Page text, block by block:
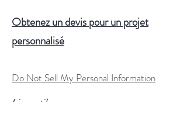
Obtenez un devis pour un projet
personnalisé
Do Not Sell My Personal Information
Liens utiles